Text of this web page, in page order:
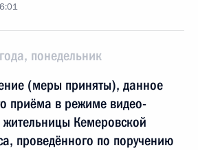
понедельник
(меры приняты), данное
приёма в режиме видео-
Кемеровской
проведённого по поручению